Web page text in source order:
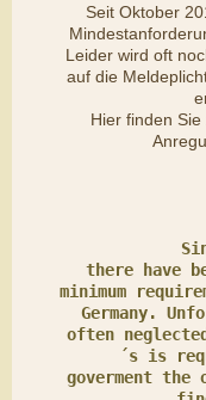
Seit Oktober
Leider wird oft
auf die
Hier finden
there have
minimum
Germany.
often
´s is
goverment the